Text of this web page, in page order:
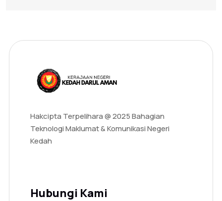
Hakcipta Terpelihara @ 2025 Bahagian
Teknologi Maklumat & Komunikasi Negeri
Kedah
Hubungi Kami